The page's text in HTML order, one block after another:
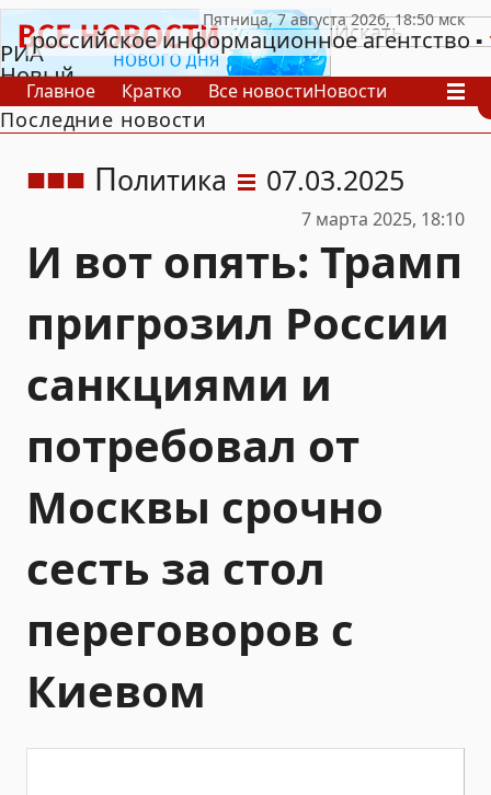
РИА
Новый
День
российское информационное агентство
Главное Кратко Все новостиНовости
В России
В мире
Последние новости
Политика 07.03.2025
7 марта 2025, 18:10
И вот опять: Трамп
пригрозил России
санкциями и
потребовал от
Москвы срочно
сесть за стол
переговоров с
Киевом